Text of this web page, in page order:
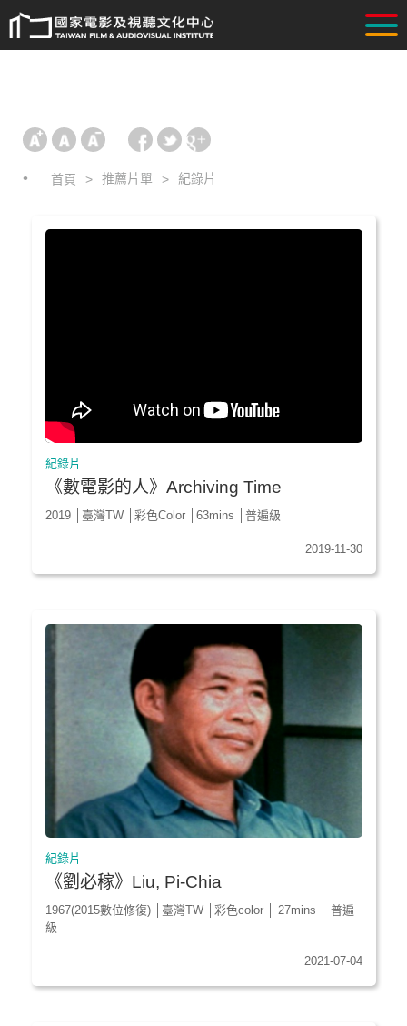
首頁 推薦片單 紀錄片
紀錄片
《數電影的人》Archiving Time
2019 │臺灣TW │彩色Color │63mins │普遍級
2019-11-30
紀錄片
《劉必稼》Liu, Pi-Chia
1967(2015數位修復) │臺灣TW │彩色color │ 27mins │ 普遍
級
2021-07-04